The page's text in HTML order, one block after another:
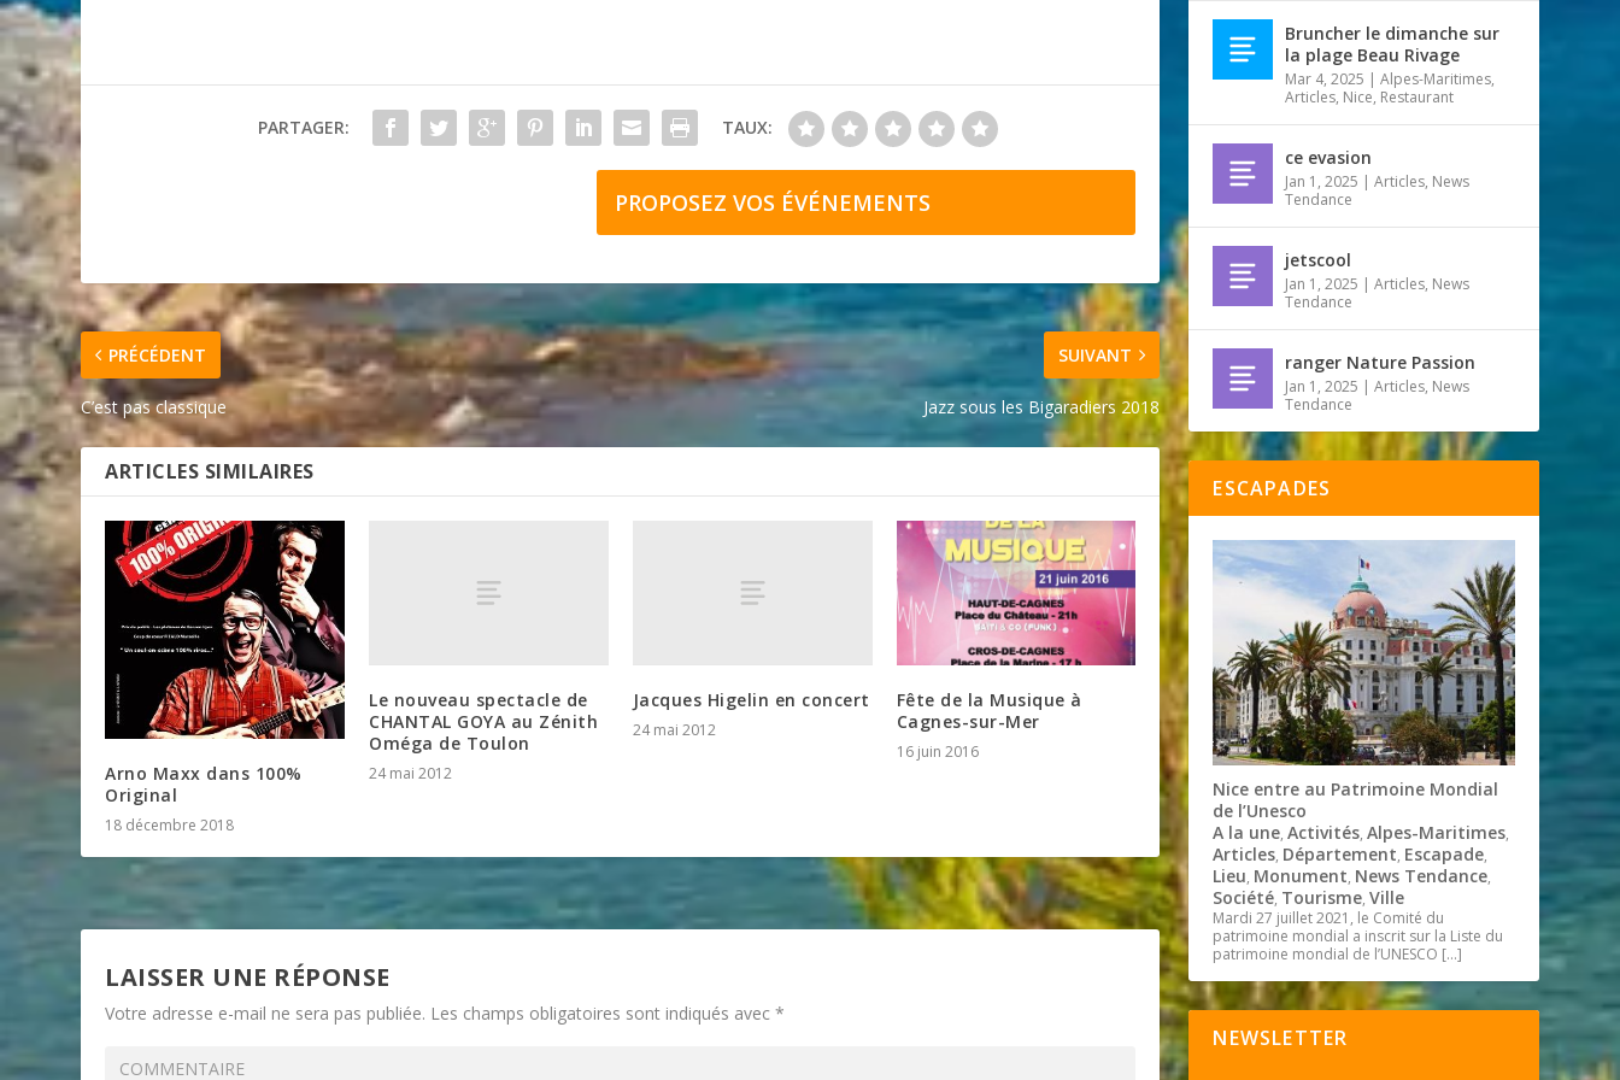
PARTAGER: TAUX:
PROPOSEZ VOS ÉVÉNEMENTS
PRÉCÉDENT
C’est pas classique
SUIVANT
Jazz sous les Bigaradiers 2018
ARTICLES SIMILAIRES
Arno Maxx dans 100%
Original
18 décembre 2018
Le nouveau spectacle de
CHANTAL GOYA au Zénith
Oméga de Toulon
24 mai 2012
Jacques Higelin en concert
24 mai 2012
Fête de la Musique à
Cagnes-sur-Mer
16 juin 2016
LAISSER UNE RÉPONSE
Votre adresse e-mail ne sera pas publiée. Les champs obligatoires sont indiqués avec*
Bruncher le dimanche sur
la plage Beau Rivage
Mar 4, 2025 |Alpes-Maritimes,
Articles, Nice, Restaurant
ce evasion
Jan 1, 2025 |Articles, News
Tendance
jetscool
Jan 1, 2025 |Articles, News
Tendance
ranger Nature Passion
Jan 1, 2025 |Articles, News
Tendance
ESCAPADES
Nice entre au Patrimoine Mondial
de l’Unesco
A la une,Activités,Alpes-Maritimes,
Articles, Département, Escapade,
Lieu, Monument, News Tendance,
Société, Tourisme,Ville
Mardi 27 juillet 2021, le Comité du
patrimoine mondial a inscrit sur la Liste du
patrimoine mondial de l’UNESCO […]
NEWSLETTER